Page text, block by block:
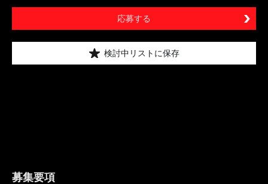
応募する
検討中リストに保存
募集要項